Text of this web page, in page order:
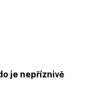
je nepříznivě